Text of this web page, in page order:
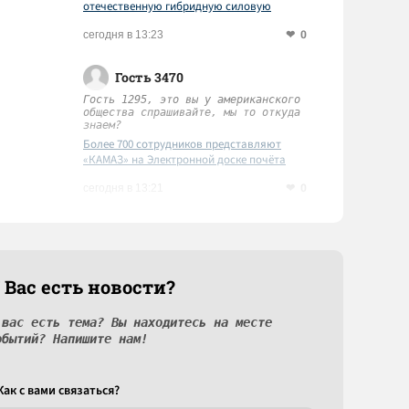
отечественную гибридную силовую
сегодня в 13:23 0
Гость 3470
Гость 1295, это вы у американского
общества спрашивайте, мы то откуда
знаем?
Более 700 сотрудников представляют
«КАМАЗ» на Электронной доске почёта
есть новости?
есть тема? Вы находитесь на месте
Напишите нам!
c вами связаться?